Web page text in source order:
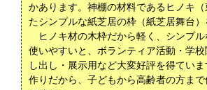
かあります。神棚の材料であるヒノキ
たシンプルな紙芝居の枠（紙芝居舞台）
ヒノキ材の木枠だから軽く、シンプル
使いやすいと、ボランティア活動・学
し出し・展示用など大変好評を得てい
作りだから、子どもから高齢者の方ま